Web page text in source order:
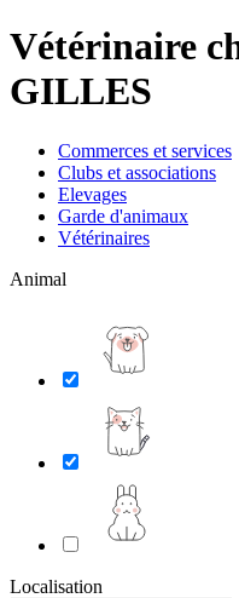
Vétérinaire
GILLES
Commerces et services
Clubs et associations
Elevages
Garde d'animaux
Vétérinaires
Animal
Localisation